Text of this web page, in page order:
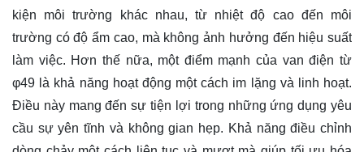
kiện môi trường khác nhau, từ nhiệt độ cao đến môi
trường có độ ẩm cao, mà không ảnh hưởng đến hiệu suất
làm việc. Hơn thế nữa, một điểm mạnh của van điện từ
φ49 là khả năng hoạt động một cách im lặng và linh hoạt.
Điều này mang đến sự tiện lợi trong những ứng dụng yêu
cầu sự yên tĩnh và không gian hẹp. Khả năng điều chỉnh